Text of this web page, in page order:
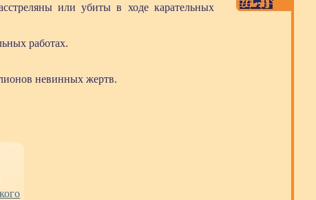
или убиты в ходе карательных
работах.
невинных жертв.